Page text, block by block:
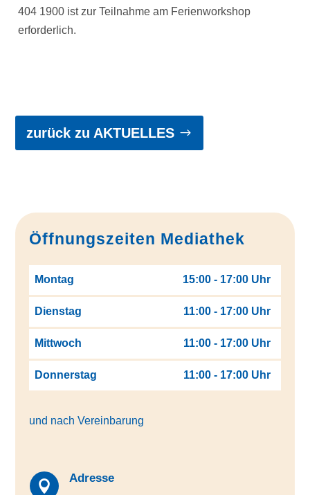
404 1900 ist zur Teilnahme am Ferienworkshop
erforderlich.
zurück zu AKTUELLES
Öffnungszeiten Mediathek
Montag 15:00 - 17:00 Uhr
Dienstag 11:00 - 17:00 Uhr
Mittwoch 11:00 - 17:00 Uhr
Donnerstag 11:00 - 17:00 Uhr
und nach Vereinbarung

Adresse